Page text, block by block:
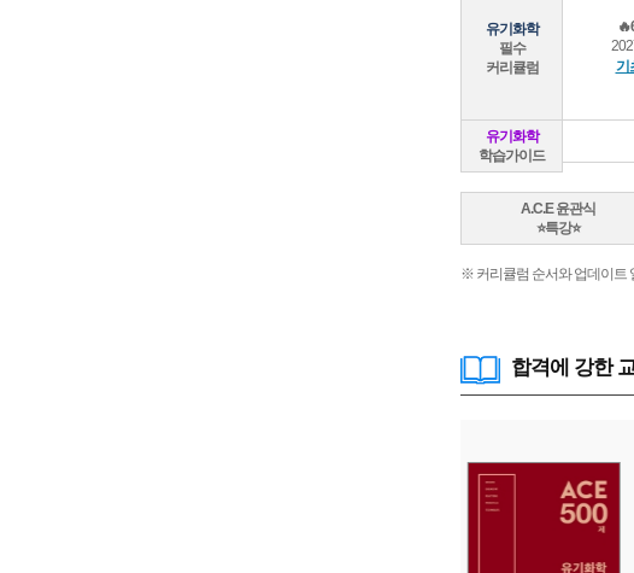
유기화학
필수
커리큘럼
기
유기화학
학습가이드
A.C.E 윤관식
⭐특강⭐
※ 커리큘럼 순서와 업데이트
합격에 강한